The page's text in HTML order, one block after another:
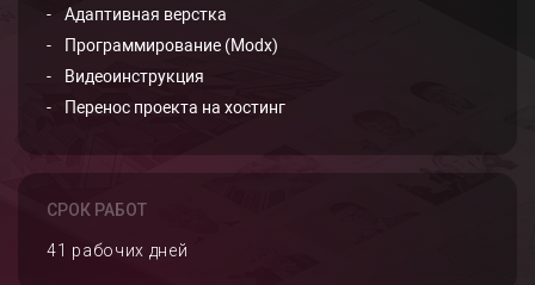
Адаптивная верстка
Программирование (Modx)
Видеоинструкция
Перенос проекта на хостинг
СРОК РАБОТ
41 рабочих дней